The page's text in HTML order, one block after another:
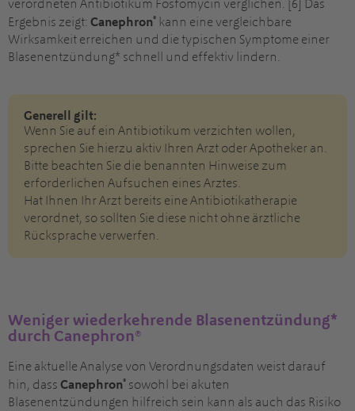
verordneten Antibiotikum Fosfomycin verglichen. [6] Das
Ergebnis zeigt: Canephron® kann eine vergleichbare
Wirksamkeit erreichen und die typischen Symptome einer
Blasenentzündung* schnell und effektiv lindern.
Generell gilt:
Wenn Sie auf ein Antibiotikum verzichten wollen,
sprechen Sie hierzu aktiv Ihren Arzt oder Apotheker an.
Bitte beachten Sie die benannten Hinweise zum
erforderlichen Aufsuchen eines Arztes.
Hat Ihnen Ihr Arzt bereits eine Antibiotikatherapie
verordnet, so sollten Sie diese nicht ohne ärztliche
Rücksprache verwerfen.
Weniger wiederkehrende Blasenentzündung*
durch Canephron®
Eine aktuelle Analyse von Verordnungsdaten weist darauf
hin, dass Canephron® sowohl bei akuten
Blasenentzündungen hilfreich sein kann als auch das Risiko